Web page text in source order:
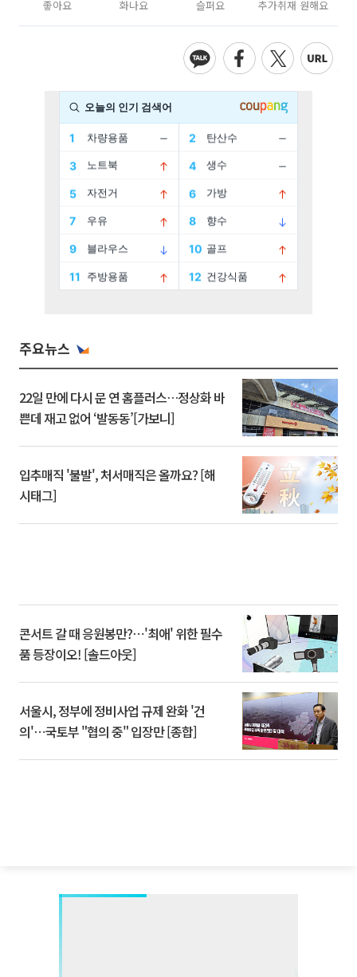
좋아요 화나요 슬퍼요 추가취재 원해요
주요뉴스
22일 만에 다시 문 연 홈플러스…정상화 바
쁜데 재고 없어 ‘발동동’[가보니]
입추매직 '불발', 처서매직은 올까요? [해
시태그]
콘서트 갈 때 응원봉만?⋯'최애' 위한 필수
품 등장이오! [솔드아웃]
서울시, 정부에 정비사업 규제 완화 '건
의'⋯국토부 "협의 중" 입장만 [종합]